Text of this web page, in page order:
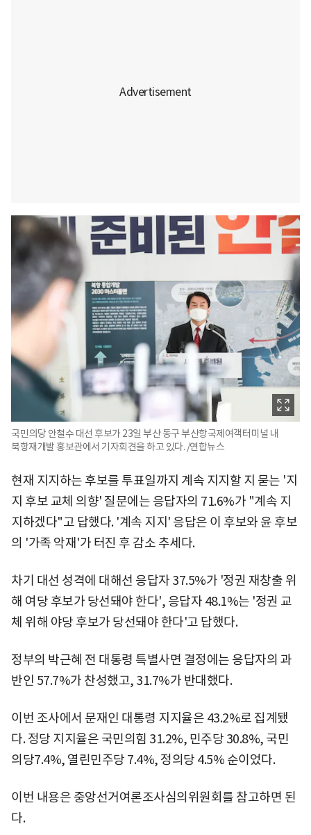
국민의당 안철수 대선 후보가 23일 부산 동구 부산항국제여객터미널 내
북항재개발 홍보관에서 기자회견을 하고 있다. /연합뉴스
현재 지지하는 후보를 투표일까지 계속 지지할 지 묻는 '지
지 후보 교체 의향' 질문에는 응답자의 71.6%가 "계속 지
지하겠다"고 답했다. '계속 지지' 응답은 이 후보와 윤 후보
의 '가족 악재'가 터진 후 감소 추세다.
차기 대선 성격에 대해선 응답자 37.5%가 '정권 재창출 위
해 여당 후보가 당선돼야 한다', 응답자 48.1%는 '정권 교
체 위해 야당 후보가 당선돼야 한다'고 답했다.
정부의 박근혜 전 대통령 특별사면 결정에는 응답자의 과
반인 57.7%가 찬성했고, 31.7%가 반대했다.
이번 조사에서 문재인 대통령 지지율은 43.2%로 집계됐
다. 정당 지지율은 국민의힘 31.2%, 민주당 30.8%, 국민
의당7.4%, 열린민주당 7.4%, 정의당 4.5% 순이었다.
이번 내용은 중앙선거여론조사심의위원회를 참고하면 된
다.